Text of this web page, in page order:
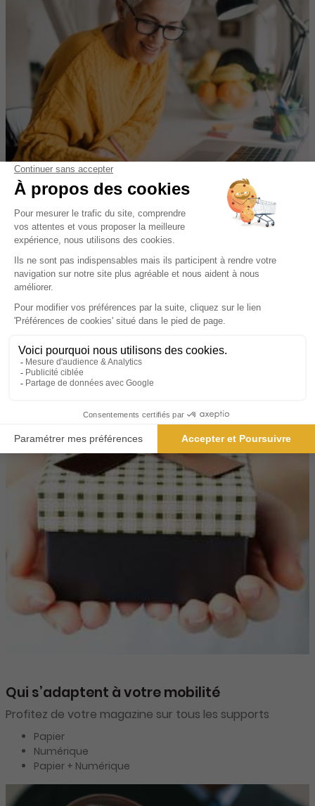
La vente au numéro
Vous permet d’acheter le magazine qui vous plait une
seule fois. C’est une offre sans engagement. Vous
recevez le magazine que vous avez choisi.
Qui s’adaptent à votre mobilité
Profitez de votre magazine sur tous les supports
Papier
Numérique
Papier + Numérique